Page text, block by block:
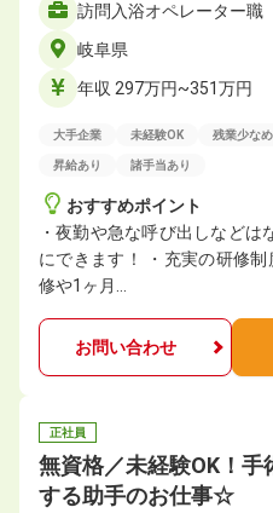
訪問入浴オペレーター職
岐阜県
年収 297万円~351万円
大手企業 未経験OK 残業少なめ
昇給あり 諸手当あり
おすすめポイント
・夜勤や急な呼び出しなど
にできます！ ・充実の研修
修や1ヶ月…
お問い合わせ
正社員
無資格／未経験OK！手
する助手のお仕事☆